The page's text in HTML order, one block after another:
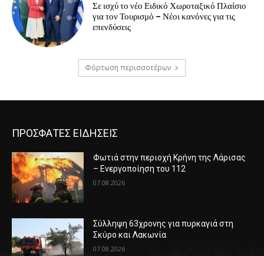
Σε ισχύ το νέο Ειδικό Χωροταξικό Πλαίσιο
για τον Τουρισμό – Νέοι κανόνες για τις
επενδύσεις
Φόρτωση περισσοτέρων
ΠΡΟΣΦΑΤΕΣ ΕΙΔΗΣΕΙΣ
Φωτιά στην περιοχή Κρήνη της Λάρισας
– Ενεργοποίηση του 112
07.08.2026
Σύλληψη 63χρονης για πυρκαγιά στη
Σκύρο και Λακωνία
07.08.2026